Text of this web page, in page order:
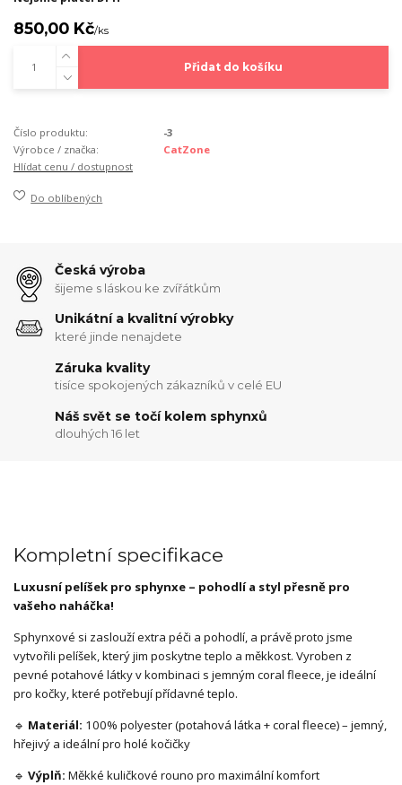
850,00 Kč/ks
Přidat do košíku
Číslo produktu:
-3
Výrobce / značka:
CatZone
Hlídat cenu / dostupnost
Do oblíbených
Česká výroba
šijeme s láskou ke zvířátkům
Unikátní a kvalitní výrobky
které jinde nenajdete
Záruka kvality
tisíce spokojených zákazníků v celé EU
Náš svět se točí kolem sphynxů
dlouhých 16 let
Kompletní specifikace
Luxusní pelíšek pro sphynxe – pohodlí a styl přesně pro
vašeho naháčka!
Sphynxové si zaslouží extra péči a pohodlí, a právě proto jsme
vytvořili pelíšek, který jim poskytne teplo a měkkost. Vyroben z
pevné potahové látky v kombinaci s jemným coral fleece, je ideální
pro kočky, které potřebují přídavné teplo.
🔹 Materiál: 100% polyester (potahová látka + coral fleece) – jemný,
hřejivý a ideální pro holé kočičky
🔹 Výplň: Měkké kuličkové rouno pro maximální komfort